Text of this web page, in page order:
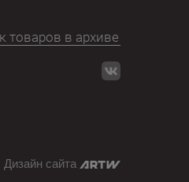
Дизайн сайта